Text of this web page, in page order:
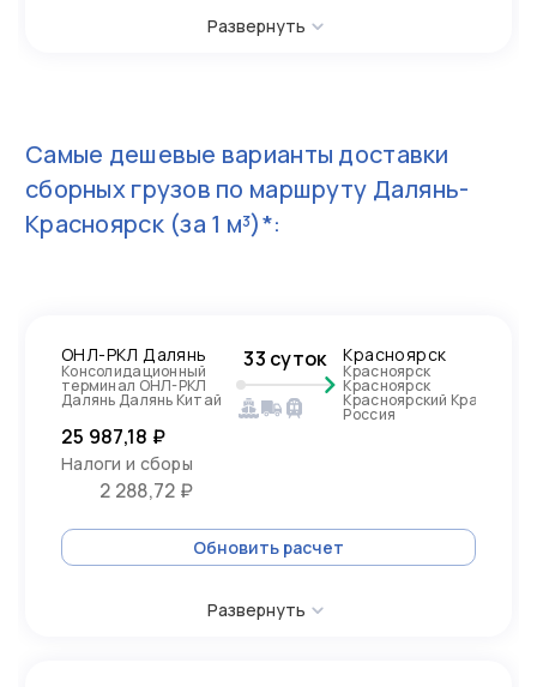
Развернуть
Самые дешевые варианты доставки
сборных грузов по маршруту Далянь-
Красноярск(за 1 м³)*:
ОНЛ-РКЛ Далянь
Консолидационный
терминал ОНЛ-РКЛ
Далянь Далянь Китай
33 суток Красноярск
Красноярск
Красноярск
Красноярский Край,
Россия
25 987,18 ₽
Налоги и сборы
2 288,72 ₽
Обновить расчет
Развернуть